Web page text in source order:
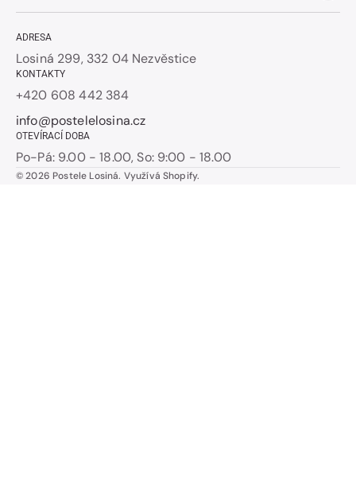
ADRESA
Losiná 299, 332 04 Nezvěstice
KONTAKTY
+420 608 442 384
info@postelelosina.cz
OTEVÍRACÍ DOBA
Po-Pá: 9.00 - 18.00, So: 9:00 - 18.00
© 2026 Postele Losiná. Využívá Shopify.